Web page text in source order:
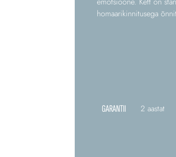
homaarikinnitusega
GARANTII 2 aastat